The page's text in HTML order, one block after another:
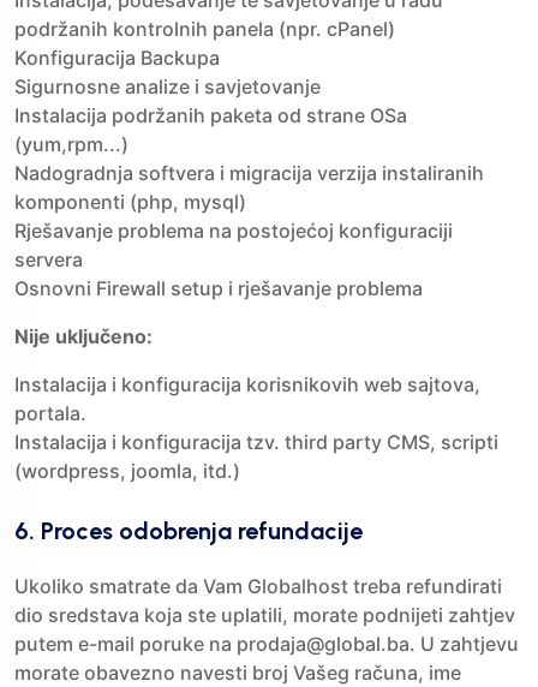
podržanih kontrolnih panela (npr. cPanel)
Konfiguracija Backupa
Sigurnosne analize i savjetovanje
Instalacija podržanih paketa od strane OSa
(yum,rpm...)
Nadogradnja softvera i migracija verzija instaliranih
komponenti (php, mysql)
Rješavanje problema na postojećoj konfiguraciji
servera
Osnovni Firewall setup i rješavanje problema
Nije uključeno:
Instalacija i konfiguracija korisnikovih web sajtova,
portala.
Instalacija i konfiguracija tzv. third party CMS, scripti
(wordpress, joomla, itd.)
6. Proces odobrenja refundacije
Ukoliko smatrate da Vam Globalhost treba refundirati
dio sredstava koja ste uplatili, morate podnijeti zahtjev
putem e-mail poruke na prodaja@global.ba. U zahtjevu
morate obavezno navesti broj Vašeg računa, ime